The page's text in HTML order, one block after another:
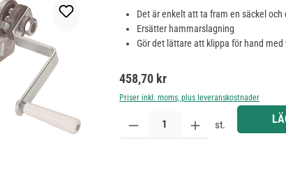
Det är enkelt att ta fram en säckel
Ersätter hammarslagning
Gör det lättare att klippa för hand med
Ordinarie pris:
458,70 kr
Priser inkl. moms, plus leveranskostnader
Produktkvantitet: Ange önskat belopp
st.